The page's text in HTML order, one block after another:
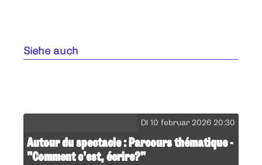
Siehe auch
DI 10 februar 2026 20:30
Autour du spectacle : Parcours thématique -
"Comment c’est, écrire?"